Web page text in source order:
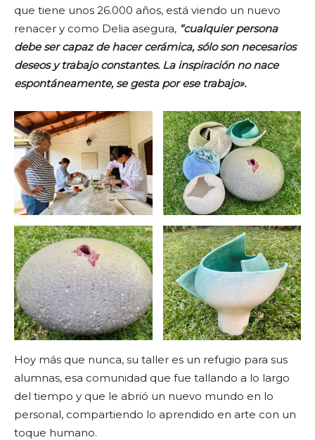
que tiene unos 26.000 años, está viendo un nuevo
renacer y como Delia asegura, “cualquier persona
debe ser capaz de hacer cerámica, sólo son necesarios
deseos y trabajo constantes. La inspiración no nace
espontáneamente, se gesta por ese trabajo».
Hoy más que nunca, su taller es un refugio para sus
alumnas, esa comunidad que fue tallando a lo largo
del tiempo y que le abrió un nuevo mundo en lo
personal, compartiendo lo aprendido en arte con un
toque humano.